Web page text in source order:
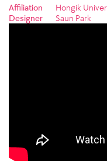
Affiliation
Hongik
Designer
Saun Park